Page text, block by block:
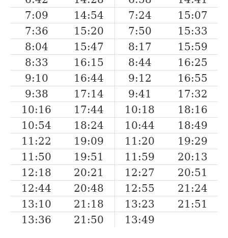
7:09
14:54 7:24
15:07
7:36
15:20 7:50
15:33
8:04
15:47 8:17
15:59
8:33
16:15 8:44
16:25
9:10
16:44 9:12
16:55
9:38
17:14 9:41
17:32
10:16
17:44 10:18
18:16
10:54
18:24 10:44
18:49
11:22
19:09 11:20
19:29
11:50
19:51 11:59
20:13
12:18
20:21 12:27
20:51
12:44
20:48 12:55
21:24
13:10
21:18 13:23
21:51
13:36
21:50 13:49